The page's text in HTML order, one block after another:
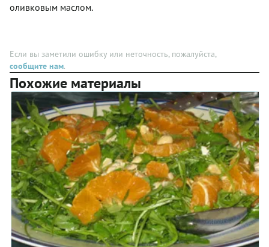
организма!
оливковым маслом.
Если вы заметили ошибку или неточность, пожалуйста,
сообщите нам.
Похожие материалы